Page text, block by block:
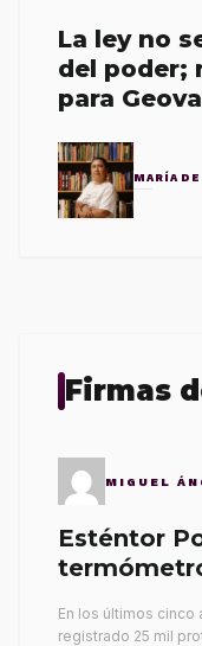
La ley no
del poder;
para
MARÍA
Firmas
MIGUEL
Esténtor
En los últimos cinco
registrado 25 mil